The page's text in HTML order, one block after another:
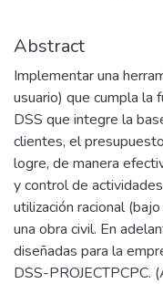
Abstract
Implementar una
usuario) que cumpla la
DSS que integre la
clientes, el
logre, de manera
y control de
utilización racional
una obra civil. En
diseñadas para la
DSS-PROJECTPCPC.